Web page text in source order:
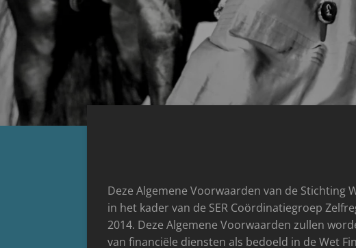
Deze Algemene Voorwaarden van de
in het kader van de SER Coördinatiegroep
2014. Deze Algemene Voorwaarden zullen
van financiële diensten als bedoeld in de Wet